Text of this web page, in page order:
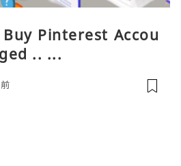
Pinterest Accou
.. ...